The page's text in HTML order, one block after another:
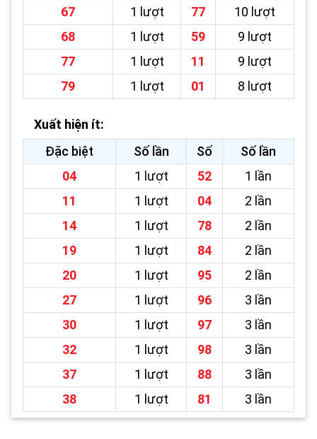
67
1 lượt 77
10 lượt
68
1 lượt 59
9 lượt
77
1 lượt 11
9 lượt
79
1 lượt 01 8 lượt
Xuất hiện ít:
Đặc biệt
Số lần Số
Số lần
04
1 lượt 52
1 lần
11
1 lượt 04
2 lần
14
1 lượt 78
2 lần
19
1 lượt 84
2 lần
20
1 lượt 95
2 lần
27
1 lượt 96
3 lần
30
1 lượt 97
3 lần
32
1 lượt 98
3 lần
37
1 lượt 88
3 lần
38
1 lượt 81 3 lần